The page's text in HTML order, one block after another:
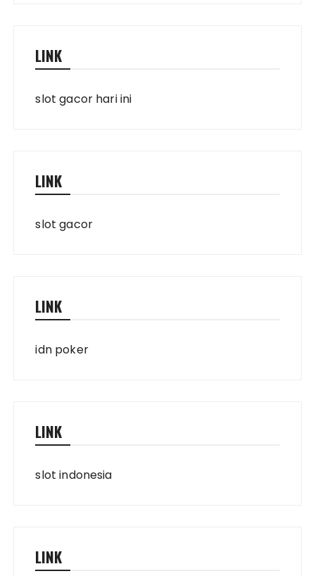
LINK
slot gacor hari ini
LINK
slot gacor
LINK
idn poker
LINK
slot indonesia
LINK